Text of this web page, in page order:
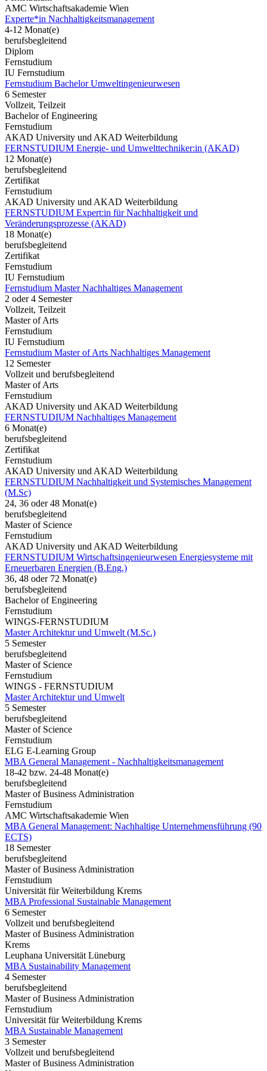
AMC Wirtschaftsakademie Wien
Experte*in Nachhaltigkeitsmanagement
4-12 Monat(e)
berufsbegleitend
Diplom
Fernstudium
IU Fernstudium
Fernstudium Bachelor Umweltingenieurwesen
6 Semester
Vollzeit, Teilzeit
Bachelor of Engineering
Fernstudium
AKAD University und AKAD Weiterbildung
FERNSTUDIUM Energie- und Umwelttechniker:in (AKAD)
12 Monat(e)
berufsbegleitend
Zertifikat
Fernstudium
AKAD University und AKAD Weiterbildung
FERNSTUDIUM Expert:in für Nachhaltigkeit und
Veränderungsprozesse (AKAD)
18 Monat(e)
berufsbegleitend
Zertifikat
Fernstudium
IU Fernstudium
Fernstudium Master Nachhaltiges Management
2 oder 4 Semester
Vollzeit, Teilzeit
Master of Arts
Fernstudium
IU Fernstudium
Fernstudium Master of Arts Nachhaltiges Management
12 Semester
Vollzeit und berufsbegleitend
Master of Arts
Fernstudium
AKAD University und AKAD Weiterbildung
FERNSTUDIUM Nachhaltiges Management
6 Monat(e)
berufsbegleitend
Zertifikat
Fernstudium
AKAD University und AKAD Weiterbildung
FERNSTUDIUM Nachhaltigkeit und Systemisches Management
(M.Sc)
24, 36 oder 48 Monat(e)
berufsbegleitend
Master of Science
Fernstudium
AKAD University und AKAD Weiterbildung
FERNSTUDIUM Wirtschaftsingenieurwesen Energiesysteme mit
Erneuerbaren Energien (B.Eng.)
36, 48 oder 72 Monat(e)
berufsbegleitend
Bachelor of Engineering
Fernstudium
WINGS-FERNSTUDIUM
Master Architektur und Umwelt (M.Sc.)
5 Semester
berufsbegleitend
Master of Science
Fernstudium
WINGS - FERNSTUDIUM
Master Architektur und Umwelt
5 Semester
berufsbegleitend
Master of Science
Fernstudium
ELG E-Learning Group
MBA General Management - Nachhaltigkeitsmanagement
18-42 bzw. 24-48 Monat(e)
berufsbegleitend
Master of Business Administration
Fernstudium
AMC Wirtschaftsakademie Wien
MBA General Management: Nachhaltige Unternehmensführung (90
ECTS)
18 Semester
berufsbegleitend
Master of Business Administration
Fernstudium
Universität für Weiterbildung Krems
MBA Professional Sustainable Management
6 Semester
Vollzeit und berufsbegleitend
Master of Business Administration
Krems
Leuphana Universität Lüneburg
MBA Sustainability Management
4 Semester
berufsbegleitend
Master of Business Administration
Fernstudium
Universität für Weiterbildung Krems
MBA Sustainable Management
3 Semester
Vollzeit und berufsbegleitend
Master of Business Administration